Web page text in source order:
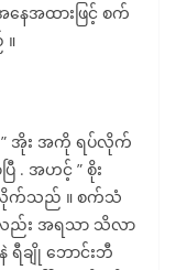
နေအထားဖြင့် စက်
။
အိုး အကို ရပ်လိုက်
. အဟင့် ” စိုး
လိုက်သည် ။ စက်သံ
လည်း အရသာ သိလာ
ရီချို ဘောင်းဘီ